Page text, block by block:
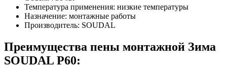
Температура применения: низкие температуры
Назначение: монтажные работы
Производитель: SOUDAL
Преимущества пены монтажной Зима
SOUDAL P60: